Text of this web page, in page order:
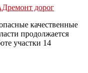
ремонт дорог
качественные
продолжается
участки 14